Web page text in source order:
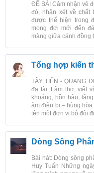
ĐỀ BÀI Cảm nhận vẻ
đó, nhận xét về chất
được thể hiện trong
mong đợi mới đến
màng giữa cánh đồng
Tổng hợp kiến
TÂY TIẾN - QUANG
đa tài: Làm thơ, viết
khoáng, hồn hậu,
âm điệu bi – hùng
tên một đơn vị bộ đội
Dòng Sông
Bài hát: Dòng sông
Huy Tuấn Những